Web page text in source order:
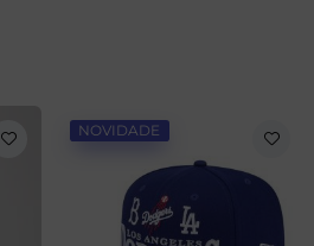
NOVIDADE